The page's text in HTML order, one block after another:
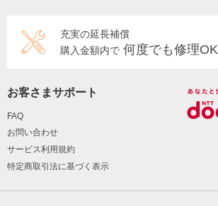
充実の延長補償
購入金額内で 何度でも修理OK
お客さまサポート
FAQ
お問い合わせ
サービス利用規約
特定商取引法に基づく表示